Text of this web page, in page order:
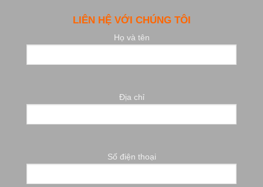
LIÊN HỆ VỚI CHÚNG TÔI
Họ và tên
Địa chỉ
Số điện thoại